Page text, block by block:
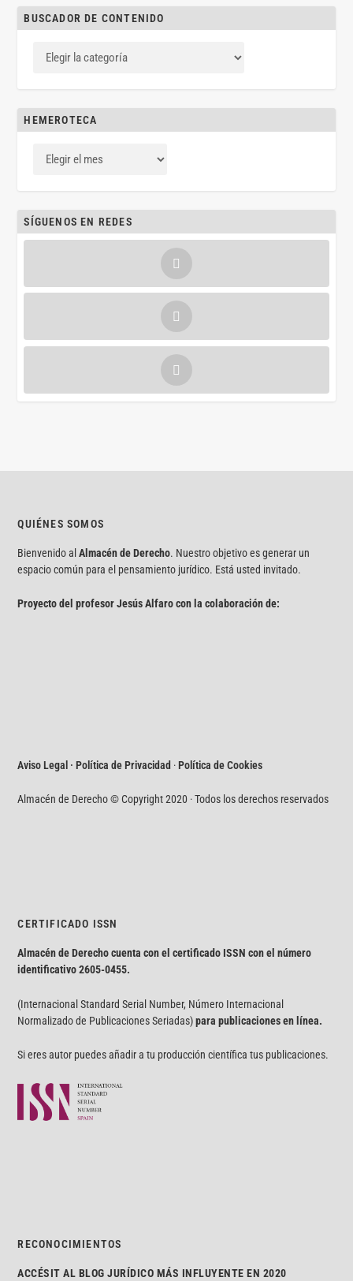
BUSCADOR DE CONTENIDO
HEMEROTECA
SÍGUENOS EN REDES
QUIÉNES SOMOS
Bienvenido alAlmacén de Derecho. Nuestro objetivo es generar un
espacio común para el pensamiento jurídico. Está usted invitado.
Proyecto del profesor Jesús Alfaro con la colaboración de:
Aviso Legal · Política de Privacidad ·Política de Cookies
Almacén de Derecho © Copyright 2020 · Todos los derechos reservados
CERTIFICADO ISSN
Almacén de Derecho cuenta con el certificado ISSN con el número
identificativo2605-0455.
(Internacional Standard Serial Number, Número Internacional
Normalizado de Publicaciones Seriadas)para publicaciones en línea.
Si eres autor puedes añadir a tu producción científica tus publicaciones.
RECONOCIMIENTOS
ACCÉSIT AL BLOG JURÍDICO MÁS INFLUYENTE EN 2020